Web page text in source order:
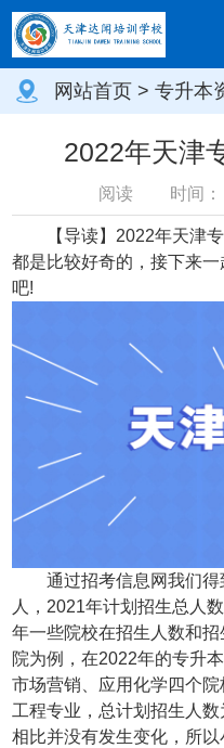
网站首页 > 专升本
2022年天津
阅读 时间：
【导读】2022年天津专
都是比较好奇的，接下来
吧!
通过招考信息网我们得
人，2021年计划招生总人
年一些院校在招生人数和
院为例，在2022年的专升
市场营销、应用化学四个
工程专业，总计划招生人
相比并没有发生变化，所以